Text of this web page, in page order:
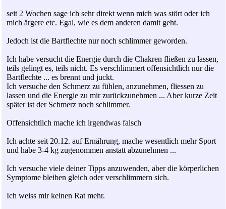
seit 2 Wochen sage ich sehr direkt wenn mich was stört oder ich
mich ärgere etc. Egal, wie es dem anderen damit geht.
Jedoch ist die Bartflechte nur noch schlimmer geworden.
Ich habe versucht die Energie durch die Chakren fließen zu lassen,
teils gelingt es, teils nicht. Es verschlimmert offensichtlich nur die
Bartflechte ... es brennt und juckt.
Ich versuche den Schmerz zu fühlen, anzunehmen, fliessen zu
lassen und die Energie zu mir zurückzunehmen ... Aber kurze Zeit
später ist der Schmerz noch schlimmer.
Offensichtlich mache ich irgendwas falsch
Ich achte seit 20.12. auf Ernährung, mache wesentlich mehr Sport
und habe 3-4 kg zugenommen anstatt abzunehmen ...
Ich versuche viele deiner Tipps anzuwenden, aber die körperlichen
Symptome bleiben gleich oder verschlimmern sich.
Ich weiss mir keinen Rat mehr.